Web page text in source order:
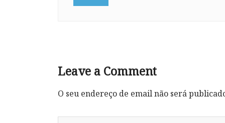
Leave a Comment
O seu endereço de email não será